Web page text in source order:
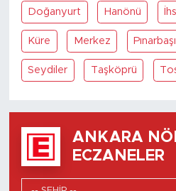
Doğanyurt Hanönü
Küre Merkez Pınarbaşı
Seydiler Taşköprü
ANKARA
ECZANELER